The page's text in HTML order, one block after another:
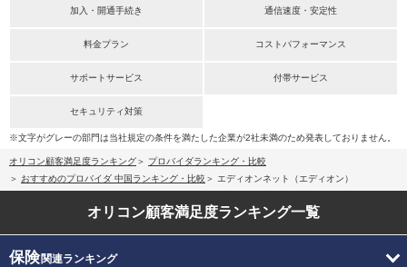
加入・開通手続き 通信速度・安定性
料金プラン コストパフォーマンス
サポートサービス 付帯サービス
セキュリティ対策
※文字がグレーの部門は当社規定の条件を満たした企業が2社未満のため発表しておりません。
オリコン顧客満足度ランキング
プロバイダランキング・比較
おすすめのプロバイダ 中国ランキング・比較
エディオンネット（エディオン）
オリコン顧客満足度ランキング一覧
保険関連ランキング